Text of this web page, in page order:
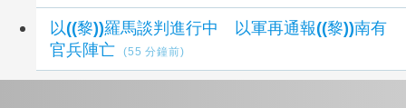
以((黎))羅馬談判進行中 以軍再通報((黎))南有
官兵陣亡
(55 分鐘前)